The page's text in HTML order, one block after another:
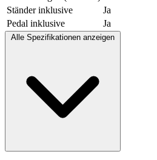
Ständer inklusive
Ja
Pedal inklusive
Ja
Alle Spezifikationen anzeigen